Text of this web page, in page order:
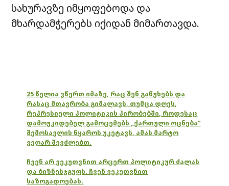
სახურავზე იმყოფებოდა და
მხარდამჭერებს იქიდან მიმართავდა.
25 წელია ვწერთ იმაზე, რაც შენ გაწუხებს და
რასაც მთავრობა გიმალავს, თუმცა დღეს,
რეპრესიული პოლიტიკის პირობებში, როდესაც
დამოუკიდებელ გამოცემებს „ქართული ოცნება“
შემოსავლის წყაროს უკეტავს, ამას მარტო
ვეღარ შევძლებთ.
ჩვენ არ ვეკუთვნით არცერთ პოლიტიკურ ძალას
და ბიზნესჯგუფს. ჩვენ ვეკუთვნით
საზოგადოებას.